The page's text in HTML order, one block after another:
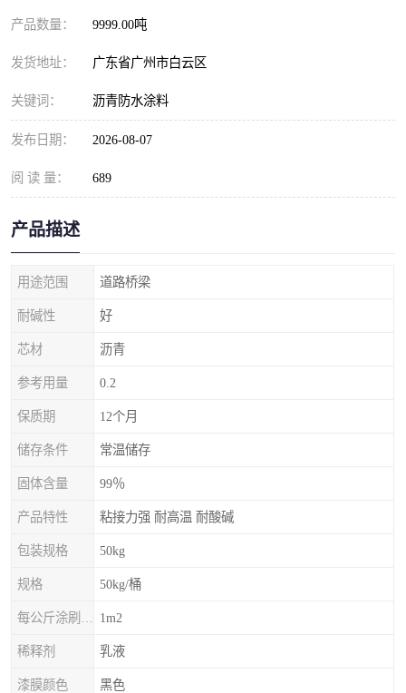
产品数量： 9999.00吨
发货地址： 广东省广州市白云区
关键词： 沥青防水涂料
发布日期： 2026-08-07
阅 读 量： 689
产品描述
用途范围 道路桥梁
耐碱性 好
芯材 沥青
参考用量 0.2
保质期 12个月
储存条件 常温储存
固体含量 99％
产品特性 粘接力强 耐高温 耐酸碱
包装规格 50kg
规格 50kg/桶
1m2
稀释剂 乳液
漆膜颜色 黑色